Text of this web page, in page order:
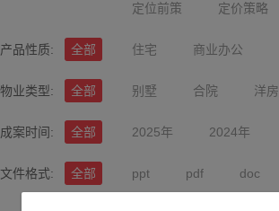
定位前策 定价策略
产品性质: 全部 住宅 商业办公
物业类型: 全部 别墅 合院 洋房
成案时间: 全部 2025年 2024年
文件格式: 全部 ppt pdf doc